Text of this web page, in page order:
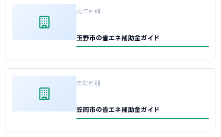
市町村別
玉野市の省エネ補助金ガイド
市町村別
笠岡市の省エネ補助金ガイド